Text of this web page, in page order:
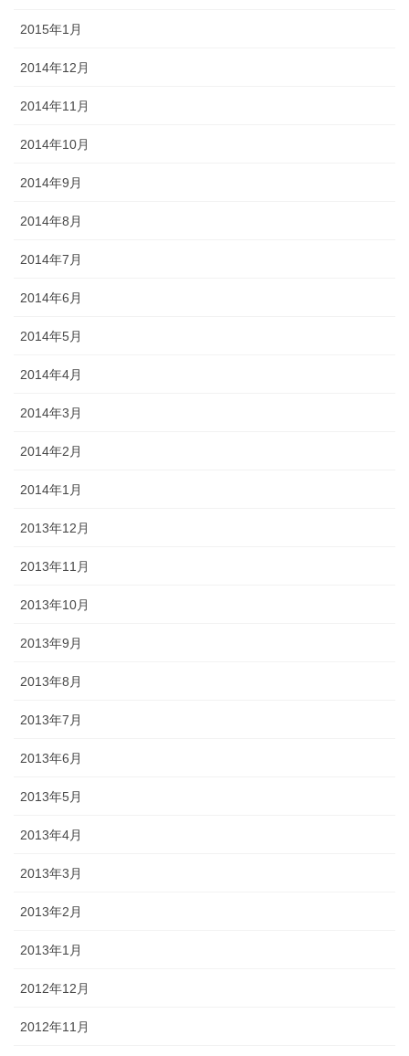
2015年1月
2014年12月
2014年11月
2014年10月
2014年9月
2014年8月
2014年7月
2014年6月
2014年5月
2014年4月
2014年3月
2014年2月
2014年1月
2013年12月
2013年11月
2013年10月
2013年9月
2013年8月
2013年7月
2013年6月
2013年5月
2013年4月
2013年3月
2013年2月
2013年1月
2012年12月
2012年11月